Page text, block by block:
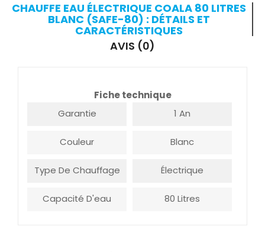
CHAUFFE EAU ÉLECTRIQUE COALA 80 LITRES
BLANC (SAFE-80) : DÉTAILS ET
CARACTÉRISTIQUES
AVIS (0)
Fiche technique
Garantie
1 An
Couleur Blanc
Type De Chauffage Électrique
Capacité D'eau 80 Litres